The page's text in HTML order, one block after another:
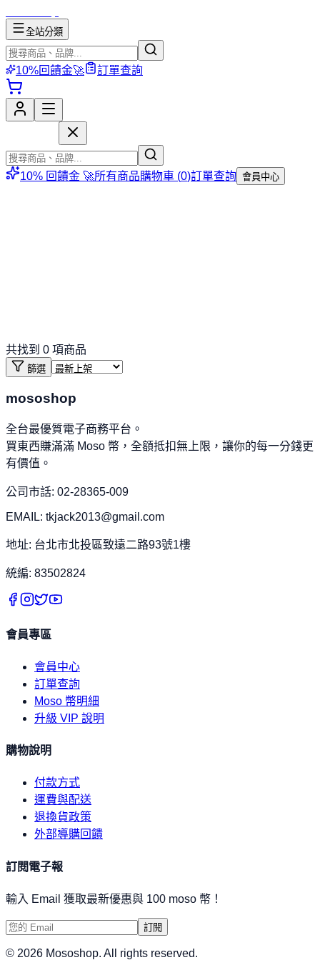
全站分類
10%回饋金🚀 訂單查詢
10% 回饋金 🚀所有商品購物車 (0)訂單查詢 會員中心
共找到 0 項商品
篩選
mososhop
全台最優質電子商務平台。
買東西賺滿滿 Moso 幣，全額抵扣無上限，讓你的每一分錢更
有價值。
公司市話: 02-28365-009
EMAIL: tkjack2013@gmail.com
地址: 台北市北投區致遠二路93號1樓
統編: 83502824
會員專區
會員中心
訂單查詢
Moso 幣明細
升級 VIP 說明
購物說明
付款方式
運費與配送
退換貨政策
外部導購回饋
訂閱電子報
輸入 Email 獲取最新優惠與 100 moso 幣！
訂閱
© 2026 Mososhop. All rights reserved.